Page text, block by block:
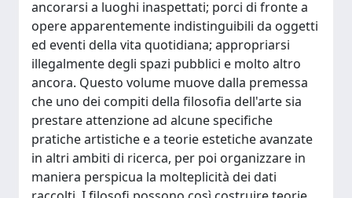
ancorarsi a luoghi inaspettati; porci di fronte a
opere apparentemente indistinguibili da oggetti
ed eventi della vita quotidiana; appropriarsi
illegalmente degli spazi pubblici e molto altro
ancora. Questo volume muove dalla premessa
che uno dei compiti della filosofia dell'arte sia
prestare attenzione ad alcune specifiche
pratiche artistiche e a teorie estetiche avanzate
in altri ambiti di ricerca, per poi organizzare in
maniera perspicua la molteplicità dei dati